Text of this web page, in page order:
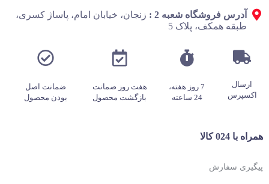
آدرس فروشگاه شعبه 2 :
زنجان، خیابان امام، پاساژ کسری،
طبقه همکف، پلاک 5
ارسال
اکسپرس
7 روز هفته،
24 ساعته
هفت روز ضمانت
بازگشت محصول
ضمانت اصل
بودن محصول
همراه با 024 کالا
پیگیری سفارش